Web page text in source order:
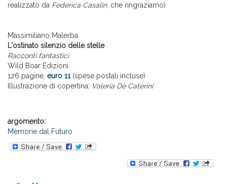
realizzato da Federica Casalin, che ringraziamo)
Massimiliano Malerba
L'ostinato silenzio delle stelle
Racconti fantastici
Wild Boar Edizioni
126 pagine, euro 11(spese postali incluse)
Illustrazione di copertina: Valeria De Caterini
argomento:
Memorie dal Futuro